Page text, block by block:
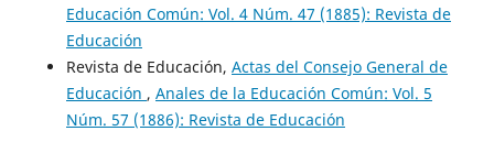
Educación Común: Vol. 4 Núm. 47 (1885): Revista de
Educación
Revista de Educación, Actas del Consejo General de
Educación , Anales de la Educación Común: Vol. 5
Núm. 57 (1886): Revista de Educación